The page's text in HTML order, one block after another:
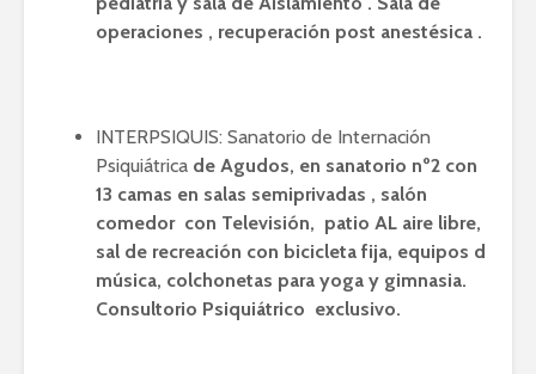
operaciones , recuperación post anestésica .
INTERPSIQUIS: Sanatorio de Internación
Psiquiátrica de Agudos, en sanatorio nº2 con
13 camas en salas semiprivadas , salón
comedor con Televisión, patio AL aire libre,
sal de recreación con bicicleta fija, equipos d
música, colchonetas para yoga y gimnasia.
Consultorio Psiquiátrico exclusivo.